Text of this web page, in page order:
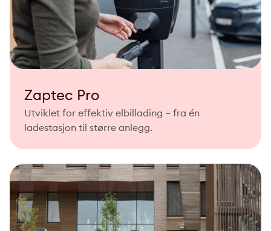
Zaptec Pro
Utviklet for effektiv elbillading – fra én
ladestasjon til større anlegg.